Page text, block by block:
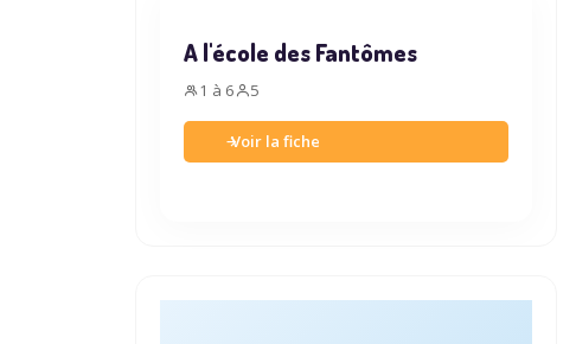
A l'école des Fantômes
1 à 6 5
Voir la fiche